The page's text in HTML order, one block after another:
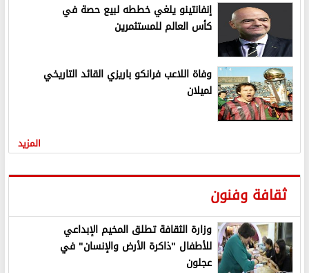
إنفانتينو يلغي خططه لبيع حصة في
كأس العالم للمستثمرين
وفاة اللاعب فرانكو باريزي القائد التاريخي
لميلان
المزيد
ثقافة وفنون
وزارة الثقافة تطلق المخيم الإبداعي
للأطفال "ذاكرة الأرض والإنسان" في
عجلون